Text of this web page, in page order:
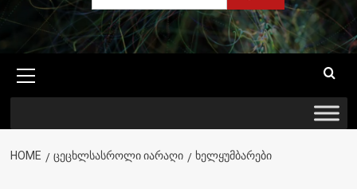
Menu
HOME ᲪᲔᲪᲮᲚᲡᲐᲡᲠᲝᲚᲘ ᲘᲐᲠᲐᲦᲘ ᲮᲔᲚᲧᲣᲛᲑᲐᲠᲔᲑᲘ